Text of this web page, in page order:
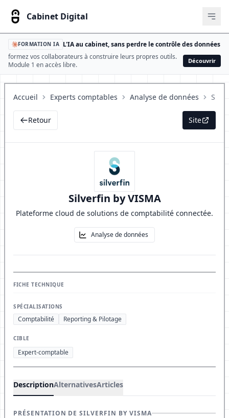
Cabinet Digital
FORMATION IA L'IA au cabinet, sans perdre le contrôle des données
formez vos collaborateurs à construire leurs propres outils.
Module 1 en accès libre.
Découvrir
Accueil Experts comptables Analyse de données
Retour Site
Silverfin by VISMA
Plateforme cloud de solutions de comptabilité connectée.
Analyse de données
FICHE TECHNIQUE
SPÉCIALISATIONS
Comptabilité Reporting & Pilotage
CIBLE
Expert-comptable
DescriptionAlternativesArticles
PRÉSENTATION DE SILVERFIN BY VISMA